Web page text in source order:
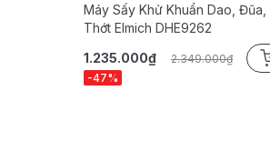
Máy Sấy Khử Khuẩn Dao, Đũa,
Thớt Elmich DHE9262
1.235.000₫
2.349.000₫
-47%